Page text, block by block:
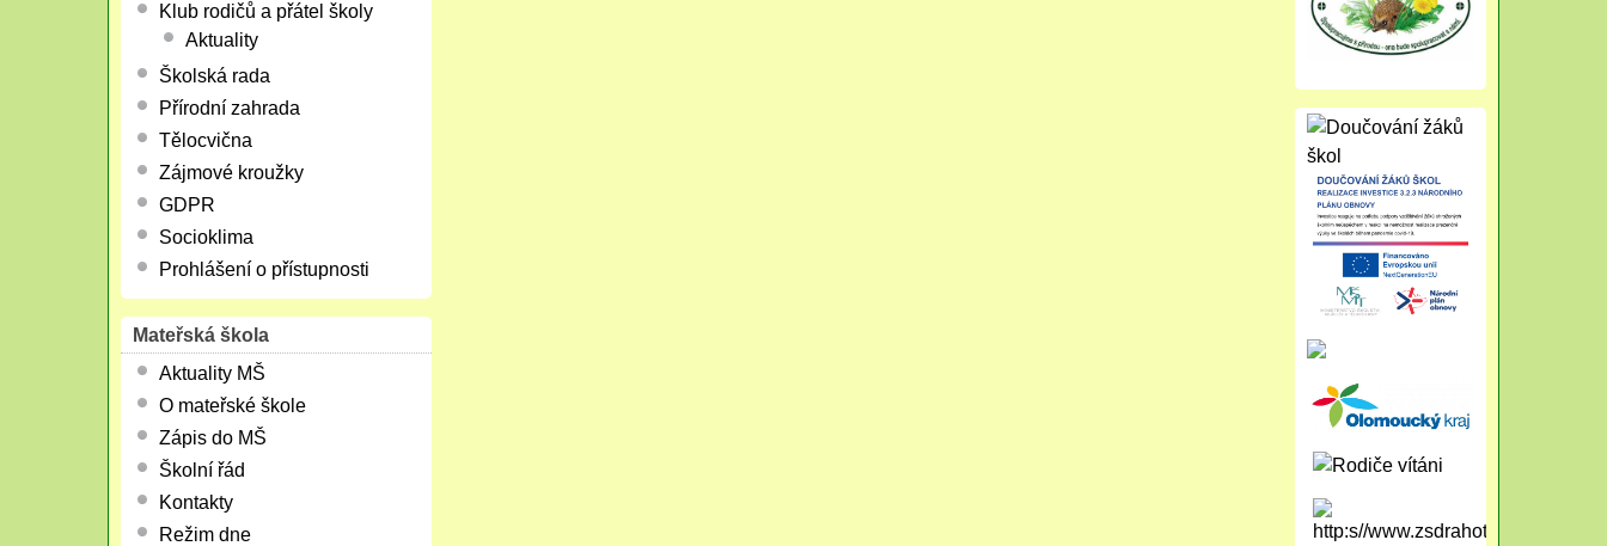
Klub rodičů a přátel školy
Aktuality
Školská rada
Přírodní zahrada
Tělocvična
Zájmové kroužky
GDPR
Socioklima
Prohlášení o přístupnosti
Mateřská škola
Aktuality MŠ
O mateřské škole
Zápis do MŠ
Školní řád
Kontakty
Režim dne